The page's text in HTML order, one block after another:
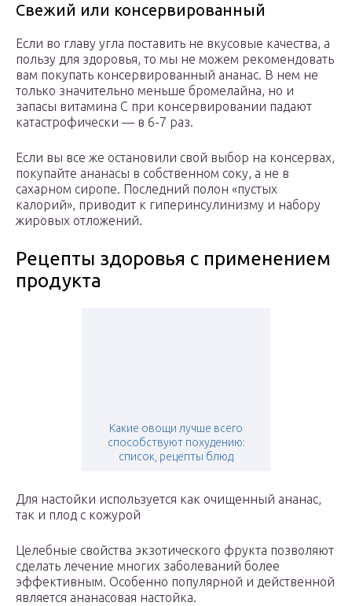
Свежий или консервированный
Если во главу угла поставить не вкусовые качества, а
пользу для здоровья, то мы не можем рекомендовать
вам покупать консервированный ананас. В нем не
только значительно меньше бромелайна, но и
запасы витамина С при консервировании падают
катастрофически — в 6-7 раз.
Если вы все же остановили свой выбор на консервах,
покупайте ананасы в собственном соку, а не в
сахарном сиропе. Последний полон «пустых
калорий», приводит к гиперинсулинизму и набору
жировых отложений.
Рецепты здоровья с применением
продукта
Какие овощи лучше всего
способствуют похудению:
список, рецепты блюд
Для настойки используется как очищенный ананас,
так и плод с кожурой
Целебные свойства экзотического фрукта позволяют
сделать лечение многих заболеваний более
эффективным. Особенно популярной и действенной
является ананасовая настойка.